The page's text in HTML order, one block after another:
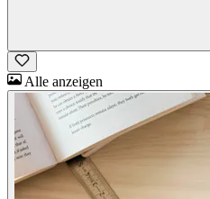
Alle anzeigen